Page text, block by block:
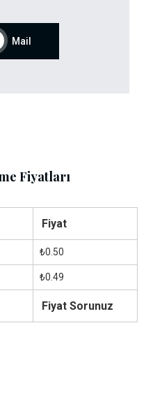
Mail
Fiyatları
Fiyat
₺0.50
₺0.49
Fiyat Sorunuz